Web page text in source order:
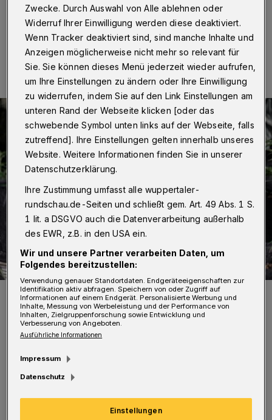
17.10.2024 , 11:00 Uhr Eine Minute Lesezeit
Symbolbild.
Foto: Christoph Petersen
I n drei Fachvorträgen beantworten
Experten zentrale Fragen und nehmen eine
Zwecke. Durch Auswahl von Alle ablehnen oder
Widerruf Ihrer Einwilligung werden diese deaktiviert.
Wenn Tracker deaktiviert sind, sind manche Inhalte und
Anzeigen möglicherweise nicht mehr so relevant für
Sie. Sie können dieses Menü jederzeit wieder aufrufen,
um Ihre Einstellungen zu ändern oder Ihre Einwilligung
zu widerrufen, indem Sie auf den Link Einstellungen am
unteren Rand der Webseite klicken [oder das
schwebende Symbol unten links auf der Webseite, falls
zutreffend]. Ihre Einstellungen gelten innerhalb unseres
Website. Weitere Informationen finden Sie in unserer
Datenschutzerklärung.
Ihre Zustimmung umfasst alle wuppertaler-
rundschau.de-Seiten und schließt gem. Art. 49 Abs. 1 S.
1 lit. a DSGVO auch die Datenverarbeitung außerhalb
des EWR, z.B. in den USA ein.
Wir und unsere Partner verarbeiten Daten, um
Folgendes bereitzustellen:
Verwendung genauer Standortdaten. Endgeräteeigenschaften zur
Identifikation aktiv abfragen. Speichern von oder Zugriff auf
Informationen auf einem Endgerät. Personalisierte Werbung und
Inhalte, Messung von Werbeleistung und der Performance von
Inhalten, Zielgruppenforschung sowie Entwicklung und
Verbesserung von Angeboten.
Ausführliche Informationen
Impressum
Datenschutz
Einstellungen